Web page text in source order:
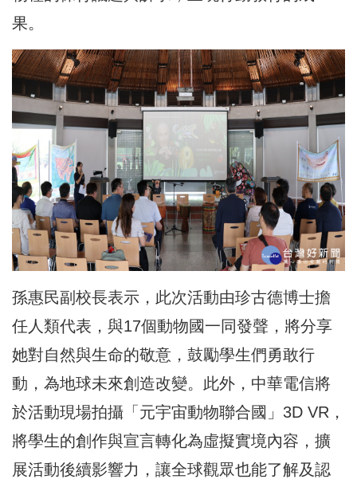
果。
孫惠民副校長表示，此次活動由珍古德博士擔
任人類代表，與17個動物國一同發聲，將分享
她對自然與生命的敬意，鼓勵學生們勇敢行
動，為地球未來創造改變。此外，中華電信將
於活動現場拍攝「元宇宙動物聯合國」3D VR，
將學生的創作與宣言轉化為虛擬實境內容，擴
展活動後續影響力，讓全球觀眾也能了解及認